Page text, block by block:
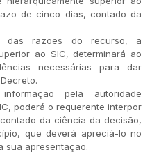
de cinco dias, contado da
das razões do recurso, a
ao SIC, determinará ao
necessárias para dar
pela autoridade
poderá o requerente interpor
da ciência da decisão,
que deverá apreciá-lo no
sua apresentação.